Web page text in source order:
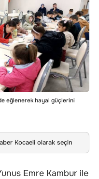
eğlenerek hayal güçlerini
Kocaeli olarak seçin
Emre Kambur ile